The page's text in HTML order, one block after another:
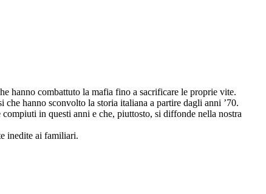
hanno combattuto la mafia fino a sacrificare le proprie vite.
hanno sconvolto la storia italiana a partire dagli anni ’70.
in questi anni e che, piuttosto, si diffonde nella nostra
inedite ai familiari.